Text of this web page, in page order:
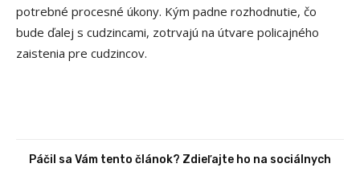
potrebné procesné úkony. Kým padne rozhodnutie, čo
bude ďalej s cudzincami, zotrvajú na útvare policajného
zaistenia pre cudzincov.
Páčil sa Vám tento článok? Zdieľajte ho na sociálnych